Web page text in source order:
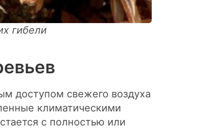
гибели
доступом свежего воздуха
климатическими
с полностью или